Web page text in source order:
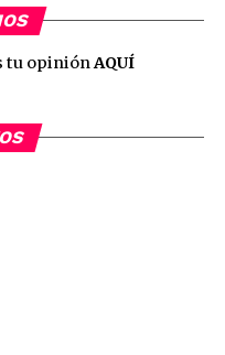
tu opiniónAQUÍ